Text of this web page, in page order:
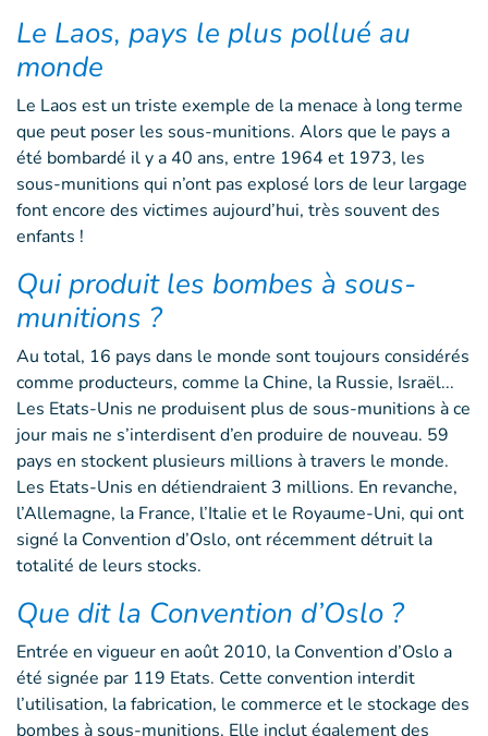
Le Laos, pays le plus pollué au
monde
Le Laos est un triste exemple de la menace à long terme
que peut poser les sous-munitions. Alors que le pays a
été bombardé il y a 40 ans, entre 1964 et 1973, les
sous-munitions qui n’ont pas explosé lors de leur largage
font encore des victimes aujourd’hui, très souvent des
enfants !
Qui produit les bombes à sous-
munitions ?
Au total, 16 pays dans le monde sont toujours considérés
comme producteurs, comme la Chine, la Russie, Israël...
Les Etats-Unis ne produisent plus de sous-munitions à ce
jour mais ne s’interdisent d’en produire de nouveau. 59
pays en stockent plusieurs millions à travers le monde.
Les Etats-Unis en détiendraient 3 millions. En revanche,
l’Allemagne, la France, l’Italie et le Royaume-Uni, qui ont
signé la Convention d’Oslo, ont récemment détruit la
totalité de leurs stocks.
Que dit la Convention d’Oslo ?
Entrée en vigueur en août 2010, la Convention d’Oslo a
été signée par 119 Etats. Cette convention interdit
l’utilisation, la fabrication, le commerce et le stockage des
bombes à sous-munitions. Elle inclut également des